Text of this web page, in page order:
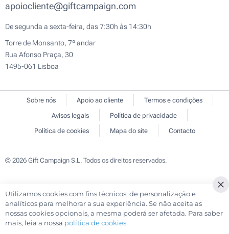
apoiocliente@giftcampaign.com
De segunda a sexta-feira, das 7:30h às 14:30h
Torre de Monsanto, 7º andar
Rua Afonso Praça, 30
1495-061 Lisboa
Sobre nós Apoio ao cliente
Termos e condições
Avisos legais
Política de privacidade
Política de cookies
Mapa do site Contacto
© 2026 Gift Campaign S.L. Todos os direitos reservados.
Utilizamos cookies com fins técnicos, de personalização e
analíticos para melhorar a sua experiência. Se não aceita as
nossas cookies opcionais, a mesma poderá ser afetada. Para saber
mais, leia a nossa política de cookies